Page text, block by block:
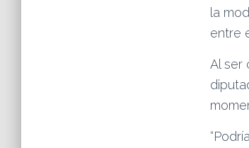
la
entre
Al ser